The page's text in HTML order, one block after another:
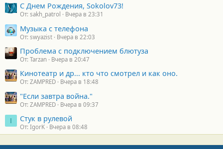
С Днем Рождения, Sokolov73!
От: sakh_patrol Вчера в 23:31
Музыка с телефона
От: swyazist Вчера в 22:03
Проблема с подключением блютуза
От: Tarzan Вчера в 20:47
Кинотеатр и др... кто что смотрел и как оно.
От: ZAMPRED Вчера в 18:48
"Если завтра война."
От: ZAMPRED Вчера в 09:37
I Стук в рулевой
От: IgorK Вчера в 08:48